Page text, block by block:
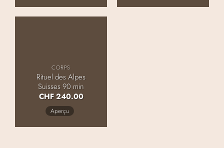
CORPS
Rituel des Alpes
Suisses 90 min
CHF240.00
Aperçu